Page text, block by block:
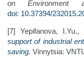
on Environment
doi: 10.37394/
[7] Yepifanova,
support of industrial
saving. Vinnytsia: